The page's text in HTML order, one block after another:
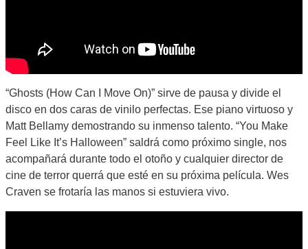
“Ghosts (How Can I Move On)” sirve de pausa y divide el
disco en dos caras de vinilo perfectas. Ese piano virtuoso y
Matt Bellamy demostrando su inmenso talento. “You Make
Feel Like It’s Halloween” saldrá como próximo single, nos
acompañará durante todo el otoño y cualquier director de
cine de terror querrá que esté en su próxima película. Wes
Craven se frotaría las manos si estuviera vivo.